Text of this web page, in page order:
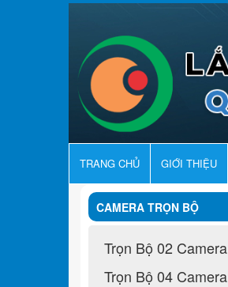
TRANG CHỦ GIỚI THIỆU
CAMERA TRỌN BỘ
Trọn Bộ 02 Camera
Trọn Bộ 04 Camera